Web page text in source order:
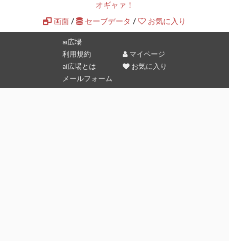
オギャァ！
画面 / セーブデータ / お気に入り
ai広場
利用規約
ai広場とは
メールフォーム
マイページ
お気に入り